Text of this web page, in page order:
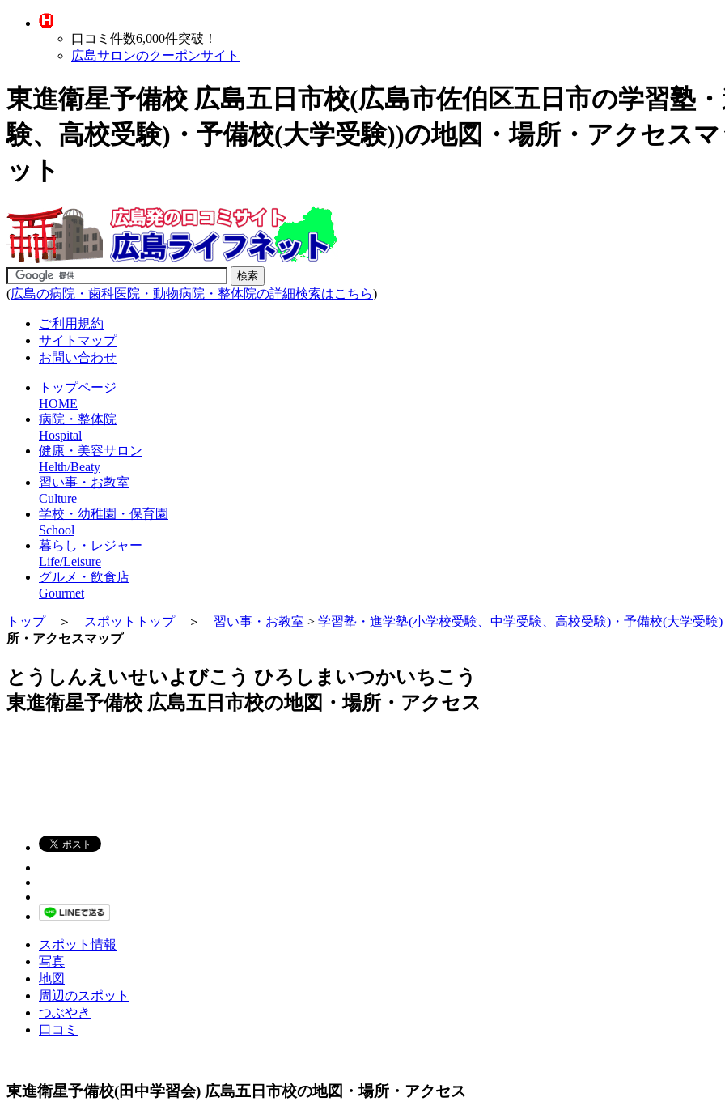
口コミ件数6,000件突破！
広島サロンのクーポンサイト
東進衛星予備校 広島五日市校(広島市佐伯区五日市の学習塾
験、高校受験)・予備校(大学受験))の地図・場所・アクセス
ット
(広島の病院・歯科医院・動物病院・整体院の詳細検索はこちら)
ご利用規約
サイトマップ
お問い合わせ
トップページ
HOME
病院・整体院
Hospital
健康・美容サロン
Helth/Beaty
習い事・お教室
Culture
学校・幼稚園・保育園
School
暮らし・レジャー
Life/Leisure
グルメ・飲食店
Gourmet
トップ＞ スポットトップ＞ 習い事・お教室 > 学習塾・進学塾(小学校受験、中学受験、高校受験)・予備校(大学受験)
所・アクセスマップ
とうしんえいせいよびこう ひろしまいつかいちこう
東進衛星予備校 広島五日市校の地図・場所・アクセス
スポット情報
写真
地図
周辺のスポット
つぶやき
口コミ
東進衛星予備校(田中学習会) 広島五日市校の地図・場所・アクセス